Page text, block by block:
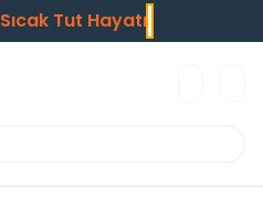
Sıcak Tut Hayatı